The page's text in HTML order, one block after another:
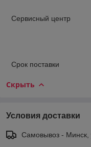
Сервисный центр
Срок поставки
Скрыть
Условия доставки
Самовывоз - Минск,